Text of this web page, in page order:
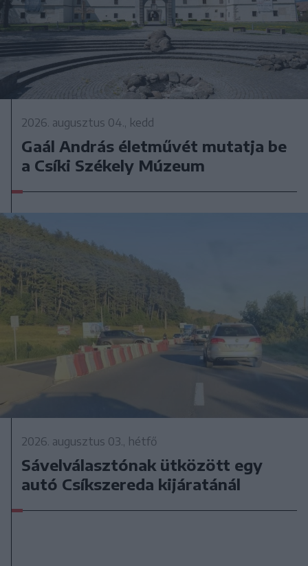
2026. augusztus 04., kedd
Gaál András életművét mutatja be
a Csíki Székely Múzeum
2026. augusztus 03., hétfő
Sávelválasztónak ütközött egy
autó Csíkszereda kijáratánál